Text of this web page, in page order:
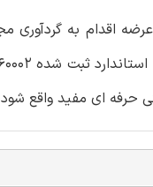
عرضه اقدام به
حرفه ای مفید واقع